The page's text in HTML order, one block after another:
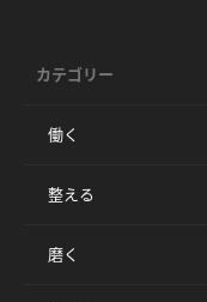
カテゴリー
働く
整える
磨く